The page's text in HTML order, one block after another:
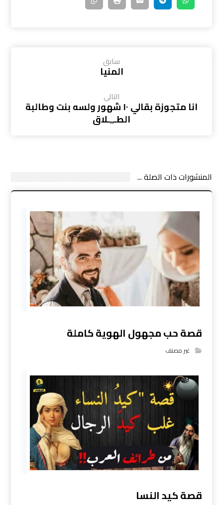
سابق
المنيا
التالي
انا متجوزة بقالي ١٠ شهور ولسه بنت وطالبة
الطـ,,ـلاق
المنشورات ذات الصلة ...
قصة حب مجهول الهوية كاملة
غير مصنف
قصة كيد النسا